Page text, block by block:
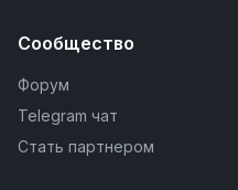
Сообщество
Форум
Telegram чат
Стать партнером